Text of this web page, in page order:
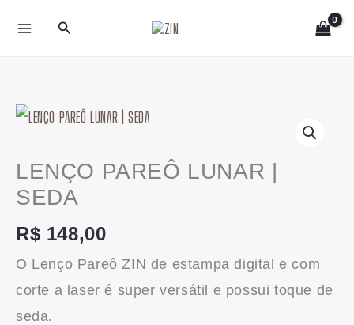
para
Pesquisar
LENÇO PAREÔ LUNAR |
SEDA
R$ 148,00
O Lenço Pareô ZIN de estampa digital e com
corte a laser é super versátil e possui toque de
seda.
LENÇO
LUNAR
|
quantidade